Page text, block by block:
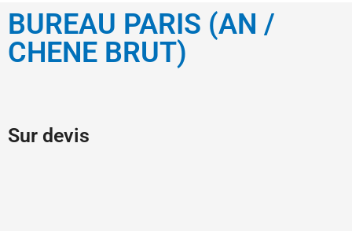
BUREAU PARIS (AN /
CHENE BRUT)
Sur devis